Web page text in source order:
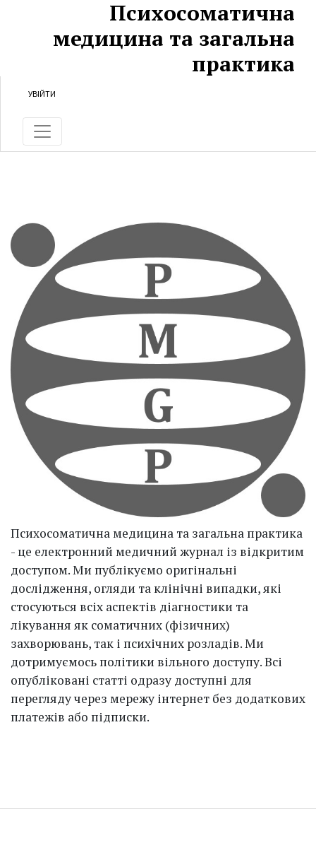
Перейти до головного
Перейти в головне навігаційне меню
Перейти на нижній колонтитул сайтуПсихосоматична
медицина та загальна
практика
УВІЙТИ
Психосоматична медицина та загальна практика
- це електронний медичний журнал із відкритим
доступом. Ми публікуємо оригінальні
дослідження, огляди та клінічні випадки, які
стосуються всіх аспектів діагностики та
лікування як соматичних (фізичних)
захворювань, так і психічних розладів. Ми
дотримуємось політики вільного доступу. Всі
опубліковані статті одразу доступні для
перегляду через мережу інтернет без додаткових
платежів або підписки.